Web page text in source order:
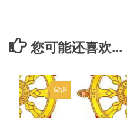
您可能还喜欢...
8